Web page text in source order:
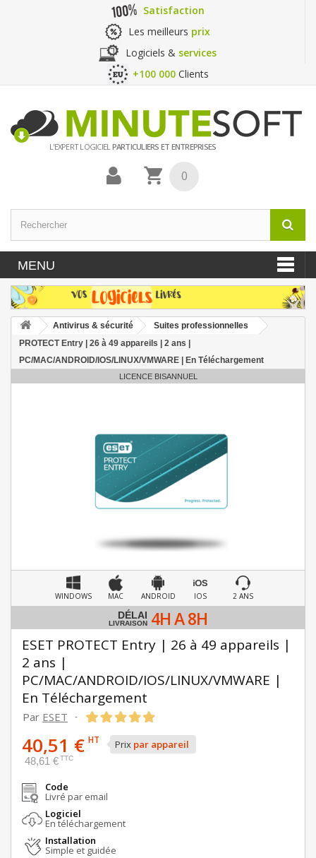
Satisfaction
Les meilleurs prix
Logiciels & services
+100 000 Clients
L'EXPERT LOGICIELPARTICULIERS ET ENTREPRISES
0
MENU
Antivirus & sécurité
Suites professionnelles
PROTECT Entry | 26 à 49 appareils | 2 ans |
PC/MAC/ANDROID/IOS/LINUX/VMWARE | En Téléchargement
LICENCE BISANNUEL
WINDOWS MAC ANDROID IOS 2 ANS
DÉLAI
LIVRAISON 4H A 8H
ESET PROTECT Entry | 26 à 49 appareils |
2 ans |
PC/MAC/ANDROID/IOS/LINUX/VMWARE |
En Téléchargement
Par ESET -
40,51 € HT Prix par appareil
48,61 €TTC
Code
Livré par email
Logiciel
En téléchargement
Installation
Simple et guidée